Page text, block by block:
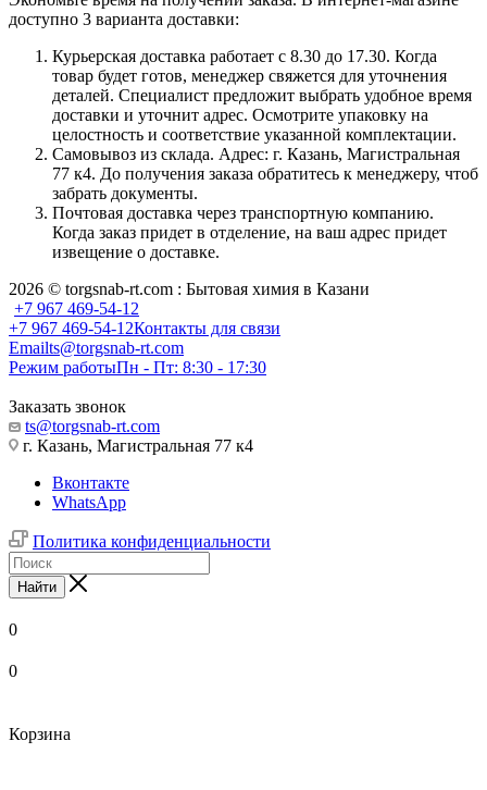
доступно 3 варианта доставки:
Курьерская доставка работает с 8.30 до 17.30. Когда
товар будет готов, менеджер свяжется для уточнения
деталей. Специалист предложит выбрать удобное время
доставки и уточнит адрес. Осмотрите упаковку на
целостность и соответствие указанной комплектации.
Самовывоз из склада. Адрес: г. Казань, Магистральная
77 к4. До получения заказа обратитесь к менеджеру, чтоб
забрать документы.
Почтовая доставка через транспортную компанию.
Когда заказ придет в отделение, на ваш адрес придет
извещение о доставке.
2026 © torgsnab-rt.com : Бытовая химия в Казани
+7 967 469-54-12
+7 967 469-54-12Контакты для связи
Emailts@torgsnab-rt.com
Режим работыПн - Пт: 8:30 - 17:30
Заказать звонок
ts@torgsnab-rt.com
г. Казань, Магистральная 77 к4
Вконтакте
WhatsApp
Политика конфиденциальности
Найти
0
0
Корзина